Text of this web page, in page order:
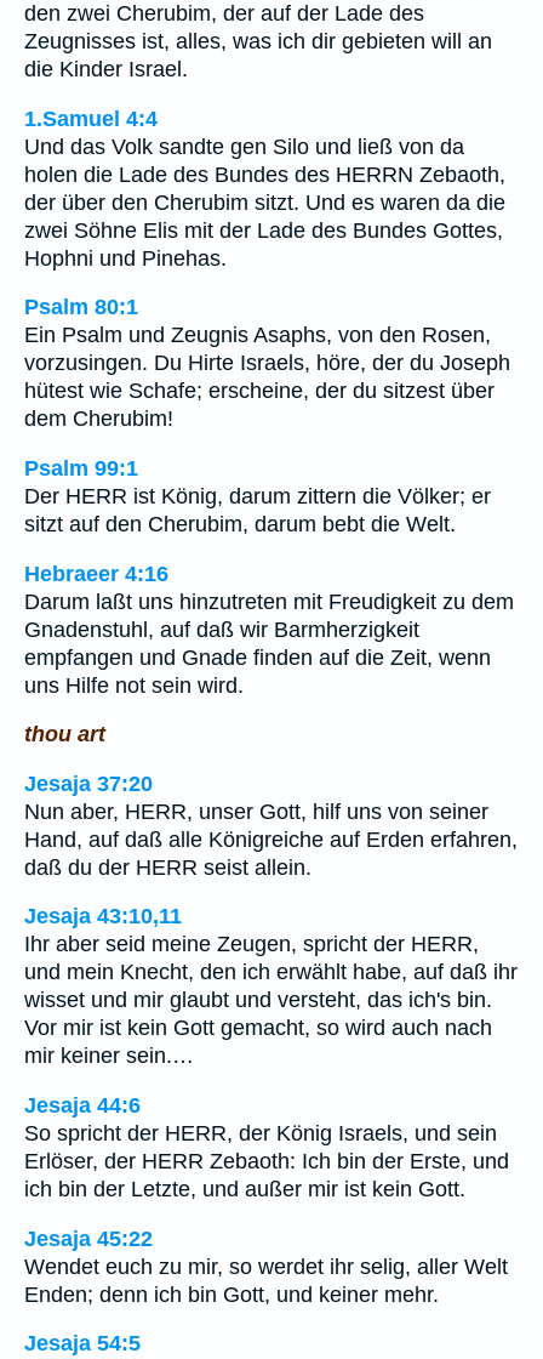
den zwei Cherubim, der auf der Lade des
Zeugnisses ist, alles, was ich dir gebieten will an
die Kinder Israel.
1.Samuel 4:4
Und das Volk sandte gen Silo und ließ von da
holen die Lade des Bundes des HERRN Zebaoth,
der über den Cherubim sitzt. Und es waren da die
zwei Söhne Elis mit der Lade des Bundes Gottes,
Hophni und Pinehas.
Psalm 80:1
Ein Psalm und Zeugnis Asaphs, von den Rosen,
vorzusingen. Du Hirte Israels, höre, der du Joseph
hütest wie Schafe; erscheine, der du sitzest über
dem Cherubim!
Psalm 99:1
Der HERR ist König, darum zittern die Völker; er
sitzt auf den Cherubim, darum bebt die Welt.
Hebraeer 4:16
Darum laßt uns hinzutreten mit Freudigkeit zu dem
Gnadenstuhl, auf daß wir Barmherzigkeit
empfangen und Gnade finden auf die Zeit, wenn
uns Hilfe not sein wird.
thou art
Jesaja 37:20
Nun aber, HERR, unser Gott, hilf uns von seiner
Hand, auf daß alle Königreiche auf Erden erfahren,
daß du der HERR seist allein.
Jesaja 43:10,11
Ihr aber seid meine Zeugen, spricht der HERR,
und mein Knecht, den ich erwählt habe, auf daß ihr
wisset und mir glaubt und versteht, das ich's bin.
Vor mir ist kein Gott gemacht, so wird auch nach
mir keiner sein.…
Jesaja 44:6
So spricht der HERR, der König Israels, und sein
Erlöser, der HERR Zebaoth: Ich bin der Erste, und
ich bin der Letzte, und außer mir ist kein Gott.
Jesaja 45:22
Wendet euch zu mir, so werdet ihr selig, aller Welt
Enden; denn ich bin Gott, und keiner mehr.
Jesaja 54:5